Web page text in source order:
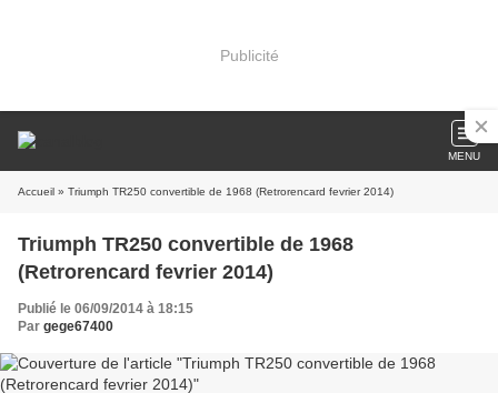
Publicité
MENU
Accueil » Triumph TR250 convertible de 1968 (Retrorencard fevrier 2014)
Triumph TR250 convertible de 1968
(Retrorencard fevrier 2014)
Publié le 06/09/2014 à 18:15
Par gege67400